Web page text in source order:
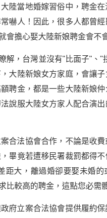
陸當地婚嫁習俗中，聘金在
嚇人！因此，很多人都曾
會擔心娶大陸新娘聘金會不
解，台灣並沒有"比面子"、"
大陸新娘女方家庭，會讓
聘金，都是一些大陸新娘
說服大陸女方家人配合演
合法協會合作，不論是收費
畢竟若遭移民署裁罰都得
距大，離過婚卻要娶未婚的
比較高的聘金，這點您必需
府立案合法協會提供履約